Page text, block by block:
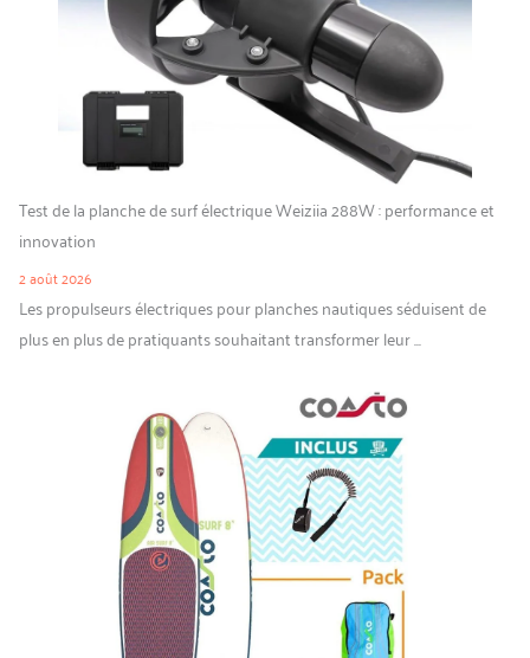
Test de la planche de surf électrique Weiziia 288W : performance et
innovation
2 août 2026
Les propulseurs électriques pour planches nautiques séduisent de
plus en plus de pratiquants souhaitant transformer leur ...